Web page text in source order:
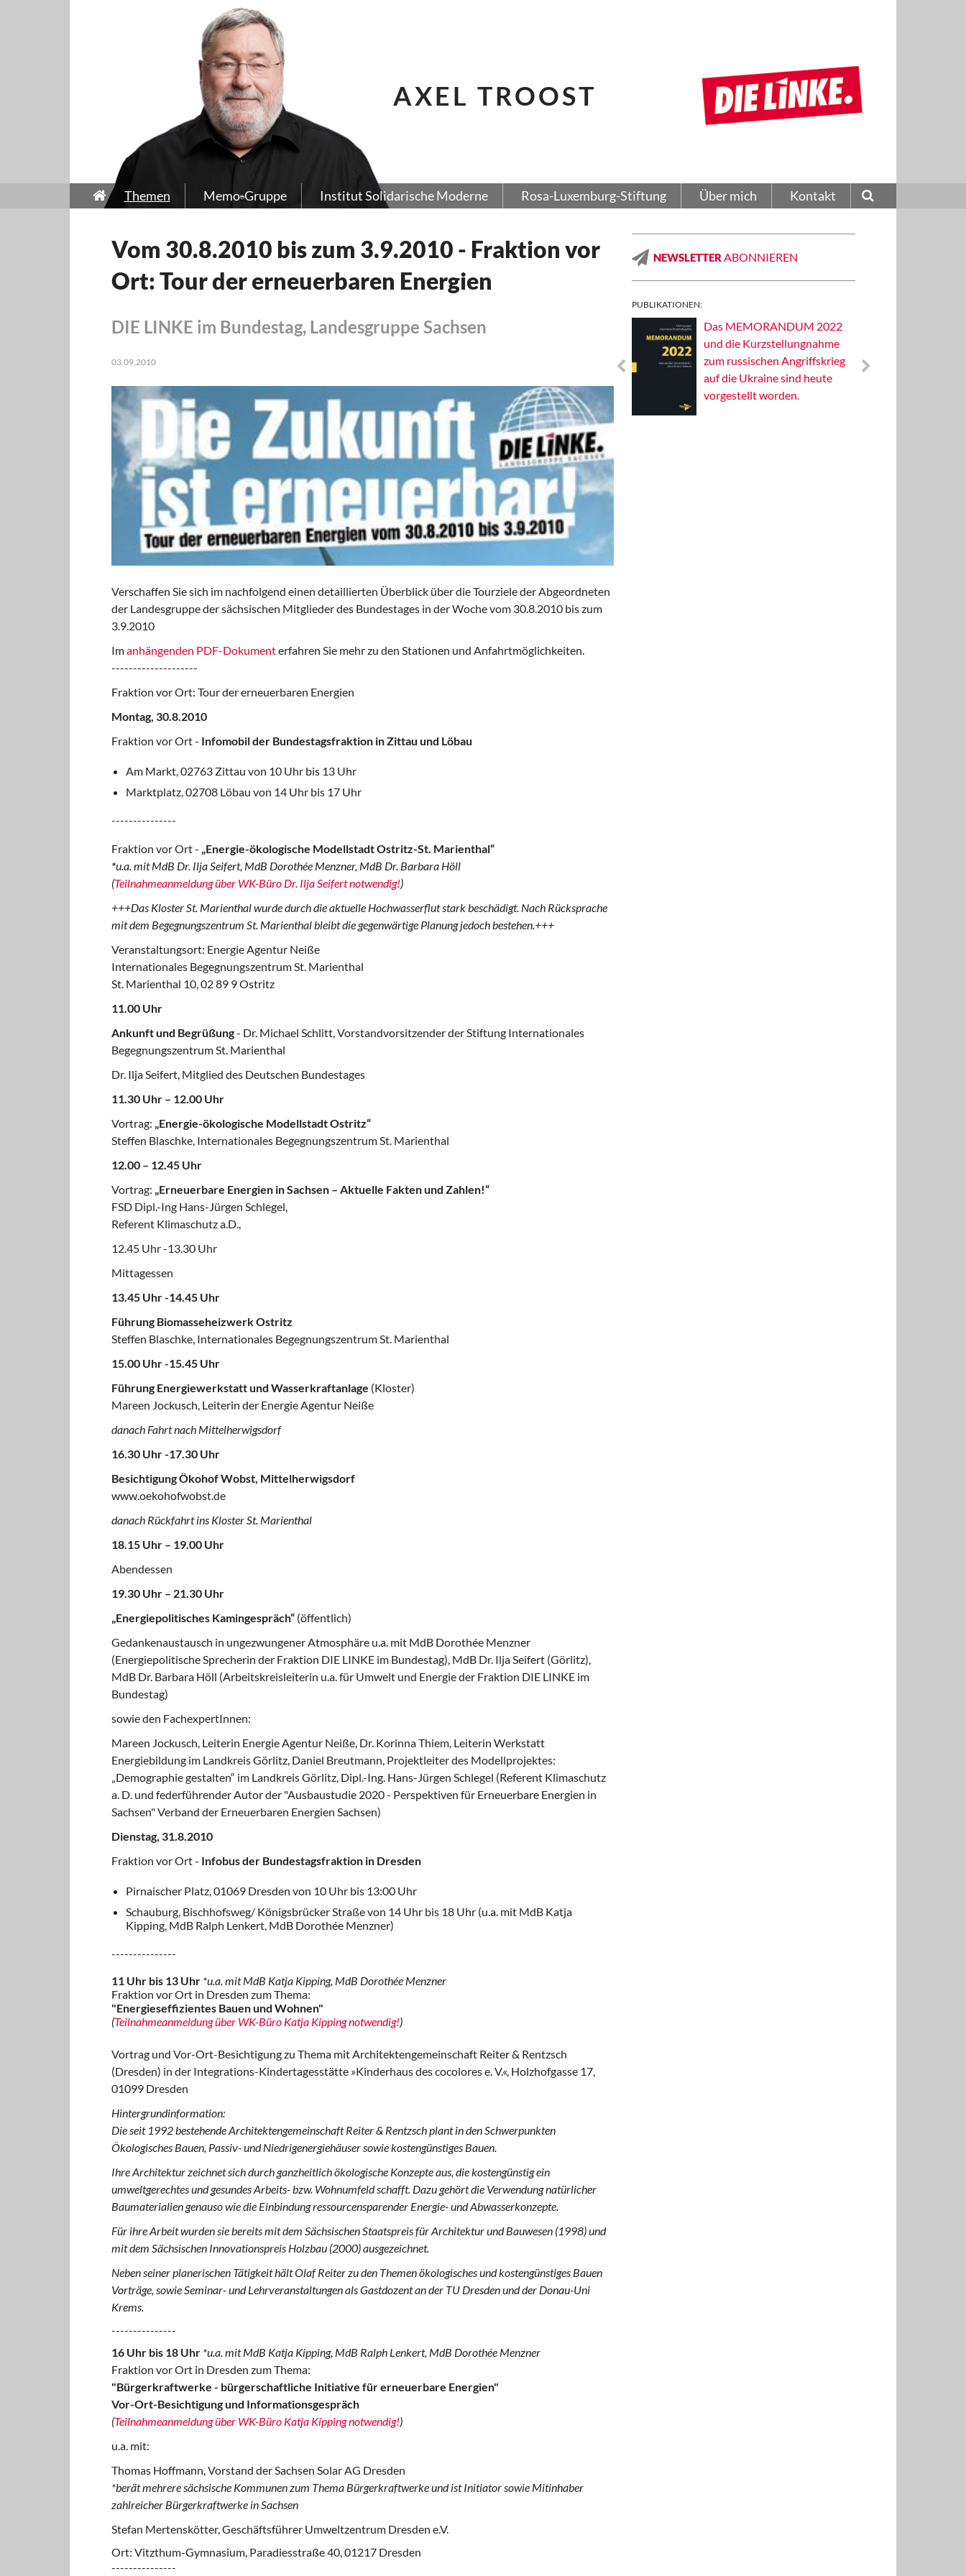
AXEL TROOST
Themen Memo-Gruppe Institut Solidarische Moderne Rosa-Luxemburg-Stiftung Über mich Kontakt
Vom 30.8.2010 bis zum 3.9.2010 - Fraktion vor
Ort: Tour der erneuerbaren Energien
DIE LINKE im Bundestag, Landesgruppe Sachsen
03.09.2010
Verschaffen Sie sich im nachfolgend einen detaillierten Überblick über die Tourziele der Abgeordneten
der Landesgruppe der sächsischen Mitglieder des Bundestages in der Woche vom 30.8.2010 bis zum
3.9.2010
Imanhängenden PDF-Dokumenterfahren Sie mehr zu den Stationen und Anfahrtmöglichkeiten.
--------------------
Fraktion vor Ort: Tour der erneuerbaren Energien
Montag, 30.8.2010
Fraktion vor Ort - Infomobil der Bundestagsfraktion in Zittau und Löbau
Am Markt, 02763 Zittau von 10 Uhr bis 13 Uhr
Marktplatz, 02708 Löbau von 14 Uhr bis 17 Uhr
---------------
Fraktion vor Ort - „Energie-ökologische Modellstadt Ostritz-St. Marienthal“
*u.a. mit MdB Dr. Ilja Seifert, MdB Dorothée Menzner, MdB Dr. Barbara Höll
(Teilnahmeanmeldung über WK-Büro Dr. Ilja Seifert notwendig!)
+++Das Kloster St. Marienthal wurde durch die aktuelle Hochwasserflut stark beschädigt. Nach Rücksprache
mit dem Begegnungszentrum St. Marienthal bleibt die gegenwärtige Planung jedoch bestehen.+++
Veranstaltungsort: Energie Agentur Neiße
Internationales Begegnungszentrum St. Marienthal
St. Marienthal 10, 02 89 9 Ostritz
11.00 Uhr
Ankunft und Begrüßung- Dr. Michael Schlitt, Vorstandvorsitzender der Stiftung Internationales
Begegnungszentrum St. Marienthal
Dr. Ilja Seifert, Mitglied des Deutschen Bundestages
11.30 Uhr – 12.00 Uhr
Vortrag: „Energie-ökologische Modellstadt Ostritz“
Steffen Blaschke, Internationales Begegnungszentrum St. Marienthal
12.00 – 12.45 Uhr
Vortrag: „Erneuerbare Energien in Sachsen – Aktuelle Fakten und Zahlen!“
FSD Dipl.-Ing Hans-Jürgen Schlegel,
Referent Klimaschutz a.D.,
12.45 Uhr -13.30 Uhr
Mittagessen
13.45 Uhr -14.45 Uhr
Führung Biomasseheizwerk Ostritz
Steffen Blaschke, Internationales Begegnungszentrum St. Marienthal
15.00 Uhr -15.45 Uhr
Führung Energiewerkstatt und Wasserkraftanlage (Kloster)
Mareen Jockusch, Leiterin der Energie Agentur Neiße
danach Fahrt nach Mittelherwigsdorf
16.30 Uhr -17.30 Uhr
Besichtigung Ökohof Wobst, Mittelherwigsdorf
www.oekohofwobst.de
danach Rückfahrt ins Kloster St. Marienthal
18.15 Uhr – 19.00 Uhr
Abendessen
19.30 Uhr – 21.30 Uhr
„Energiepolitisches Kamingespräch“ (öffentlich)
Gedankenaustausch in ungezwungener Atmosphäre u.a. mit MdB Dorothée Menzner
(Energiepolitische Sprecherin der Fraktion DIE LINKE im Bundestag), MdB Dr. Ilja Seifert (Görlitz),
MdB Dr. Barbara Höll (Arbeitskreisleiterin u.a. für Umwelt und Energie der Fraktion DIE LINKE im
Bundestag)
sowie den FachexpertInnen:
Mareen Jockusch, Leiterin Energie Agentur Neiße, Dr. Korinna Thiem, Leiterin Werkstatt
Energiebildung im Landkreis Görlitz, Daniel Breutmann, Projektleiter des Modellprojektes:
„Demographie gestalten“ im Landkreis Görlitz, Dipl.-Ing. Hans-Jürgen Schlegel (Referent Klimaschutz
a. D. und federführender Autor der "Ausbaustudie 2020 - Perspektiven für Erneuerbare Energien in
Sachsen" Verband der Erneuerbaren Energien Sachsen)
Dienstag, 31.8.2010
Fraktion vor Ort - Infobus der Bundestagsfraktion in Dresden
Pirnaischer Platz, 01069 Dresden von 10 Uhr bis 13:00 Uhr
Schauburg, Bischhofsweg/ Königsbrücker Straße von 14 Uhr bis 18 Uhr (u.a. mit MdB Katja
Kipping, MdB Ralph Lenkert, MdB Dorothée Menzner)
---------------
11 Uhr bis 13 Uhr *u.a. mit MdB Katja Kipping, MdB Dorothée Menzner
Fraktion vor Ort in Dresden zum Thema:
"Energieseffizientes Bauen und Wohnen"
(Teilnahmeanmeldung über WK-Büro Katja Kipping notwendig!)
Vortrag und Vor-Ort-Besichtigung zu Thema mit Architektengemeinschaft Reiter & Rentzsch
(Dresden) in der Integrations-Kindertagesstätte »Kinderhaus des cocolores e. V.«, Holzhofgasse 17,
01099 Dresden
Hintergrundinformation:
Die seit 1992 bestehende Architektengemeinschaft Reiter & Rentzsch plant in den Schwerpunkten
Ökologisches Bauen, Passiv- und Niedrigenergiehäuser sowie kostengünstiges Bauen.
Ihre Architektur zeichnet sich durch ganzheitlich ökologische Konzepte aus, die kostengünstig ein
umweltgerechtes und gesundes Arbeits- bzw. Wohnumfeld schafft. Dazu gehört die Verwendung natürlicher
Baumaterialien genauso wie die Einbindung ressourcensparender Energie- und Abwasserkonzepte.
Für ihre Arbeit wurden sie bereits mit dem Sächsischen Staatspreis für Architektur und Bauwesen (1998) und
mit dem Sächsischen Innovationspreis Holzbau (2000) ausgezeichnet.
Neben seiner planerischen Tätigkeit hält Olaf Reiter zu den Themen ökologisches und kostengünstiges Bauen
Vorträge, sowie Seminar- und Lehrveranstaltungen als Gastdozent an der TU Dresden und der Donau-Uni
Krems.
---------------
16 Uhr bis 18 Uhr *u.a. mit MdB Katja Kipping, MdB Ralph Lenkert, MdB Dorothée Menzner
Fraktion vor Ort in Dresden zum Thema:
"Bürgerkraftwerke - bürgerschaftliche Initiative für erneuerbare Energien"
Vor-Ort-Besichtigung und Informationsgespräch
(Teilnahmeanmeldung über WK-Büro Katja Kipping notwendig!)
u.a. mit:
Thomas Hoffmann, Vorstand der Sachsen Solar AG Dresden
*berät mehrere sächsische Kommunen zum Thema Bürgerkraftwerke und ist Initiator sowie Mitinhaber
zahlreicher Bürgerkraftwerke in Sachsen
Stefan Mertenskötter, Geschäftsführer Umweltzentrum Dresden e.V.
Ort: Vitzthum-Gymnasium, Paradiesstraße 40, 01217 Dresden
---------------
NEWSLETTER ABONNIEREN
PUBLIKATIONEN:
Solidarisches EUropa -
Das MEMORANDUM 2022
und die Kurzstellungnahme
zum russischen Angriffskrieg
auf die Ukraine sind heute
vorgestellt worden.